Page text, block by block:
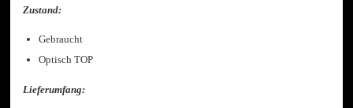
Zustand:
Gebraucht
Optisch TOP
Lieferumfang: